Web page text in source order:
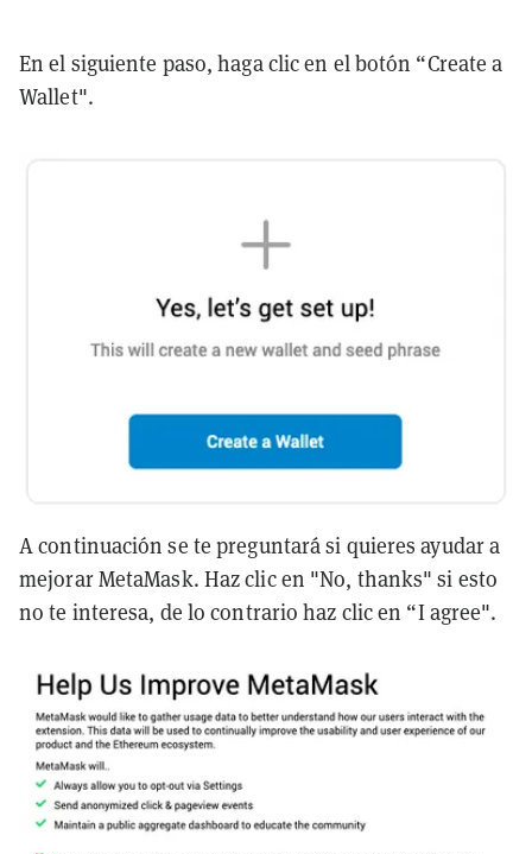
En el siguiente paso, haga clic en el botón “Create a
Wallet".
A continuación se te preguntará si quieres ayudar a
mejorar MetaMask. Haz clic en "No, thanks" si esto
no te interesa, de lo contrario haz clic en “I agree".